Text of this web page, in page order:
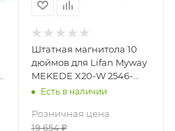
Штатная магнитола 10
дюймов для Lifan Myway
MEKEDE X20-W 2546-
6828 Android 13 4+64 Gb
Есть в наличии
Розничная цена
19 654₽